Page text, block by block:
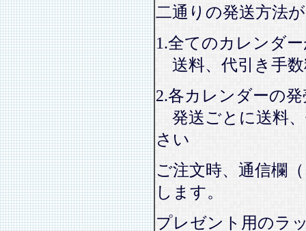
二通りの発送方法
1.全てのカレンダ
送料、代引き手
2.各カレンダーの
発送ごとに送料
さい
ご注文時、通信欄
します。
プレゼント用のラ